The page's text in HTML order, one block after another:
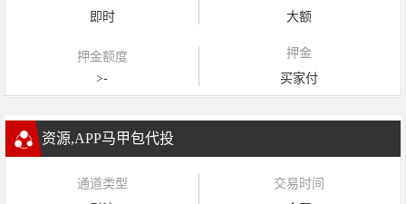
即时
大额
押金额度
>-
押金
买家付
资源,APP马甲包代投
通道类型
交易时间